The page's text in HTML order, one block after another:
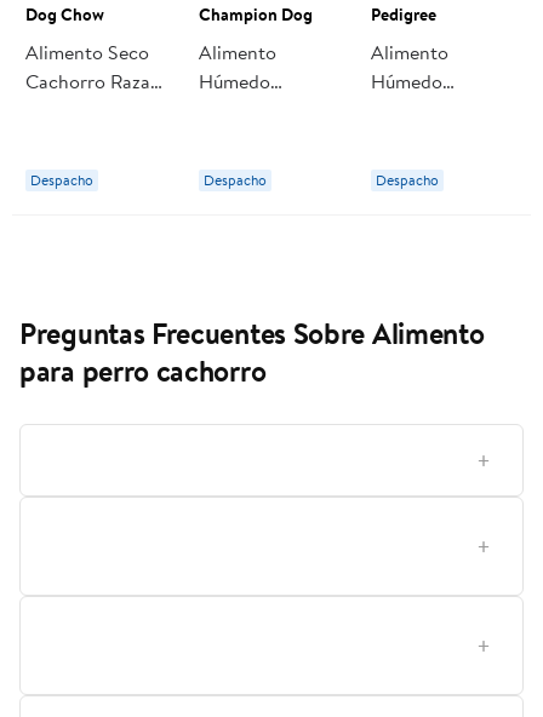
Dog Chow
Alimento Seco
Cachorro Raza
Bolsa 3 Kg Dog
Chow
Despacho
Champion Dog
Alimento
Húmedo
Carne Pouch 100
g Champion Dog
Despacho
Pedigree
Alimento
Húmedo
g Pedigree
Despacho
Preguntas Frecuentes Sobre Alimento
para perro cachorro